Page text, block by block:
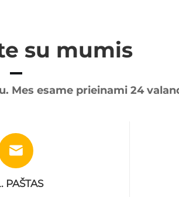
su mumis
esame prieinami 24
PAŠTAS